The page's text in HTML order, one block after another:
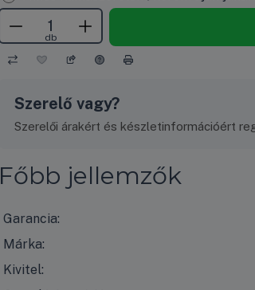
db
Szerelő vagy?
Szerelői árakért és készletinformációért
Főbb jellemzők
Garancia:
Márka:
Kivitel: